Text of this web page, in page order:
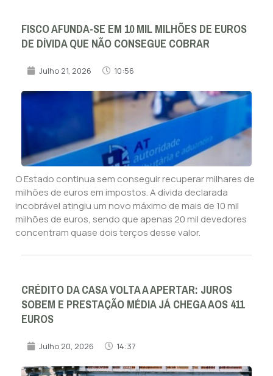
FISCO AFUNDA-SE EM 10 MIL MILHÕES DE EUROS
DE DÍVIDA QUE NÃO CONSEGUE COBRAR
Julho 21, 2026 10:56
O Estado continua sem conseguir recuperar milhares de
milhões de euros em impostos. A dívida declarada
incobrável atingiu um novo máximo de mais de 10 mil
milhões de euros, sendo que apenas 20 mil devedores
concentram quase dois terços desse valor.
CRÉDITO DA CASA VOLTA A APERTAR: JUROS
SOBEM E PRESTAÇÃO MÉDIA JÁ CHEGA AOS 411
EUROS
Julho 20, 2026 14:37